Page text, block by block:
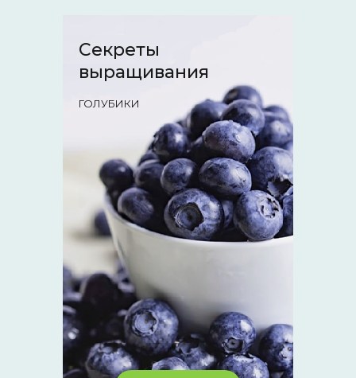
Секреты
выращивания
ГОЛУБИКИ